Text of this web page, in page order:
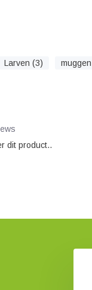
Larven (3)
dit product..